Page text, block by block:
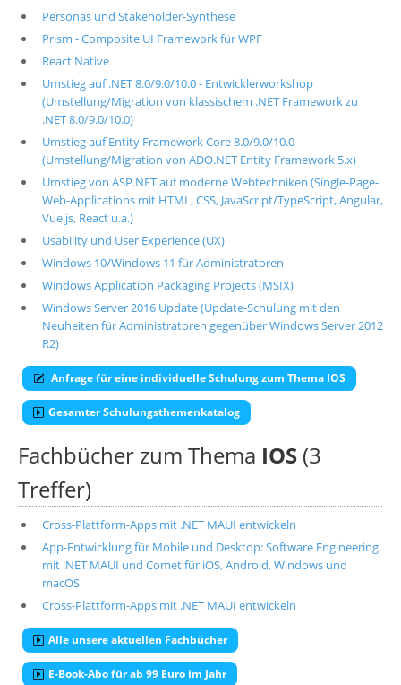
Personas und Stakeholder-Synthese
Prism - Composite UI Framework für WPF
React Native
Umstieg auf .NET 8.0/9.0/10.0 - Entwicklerworkshop
(Umstellung/Migration von klassischem .NET Framework zu
.NET 8.0/9.0/10.0)
Umstieg auf Entity Framework Core 8.0/9.0/10.0
(Umstellung/Migration von ADO.NET Entity Framework 5.x)
Umstieg von ASP.NET auf moderne Webtechniken (Single-Page-
Web-Applications mit HTML, CSS, JavaScript/TypeScript, Angular,
Vue.js, React u.a.)
Usability und User Experience (UX)
Windows 10/Windows 11 für Administratoren
Windows Application Packaging Projects (MSIX)
Windows Server 2016 Update (Update-Schulung mit den
Neuheiten für Administratoren gegenüber Windows Server 2012
R2)
Anfrage für eine individuelle Schulung zum Thema IOS
Gesamter Schulungsthemenkatalog
Fachbücher zum Thema IOS (3
Treffer)
Cross-Plattform-Apps mit .NET MAUI entwickeln
App-Entwicklung für Mobile und Desktop: Software Engineering
mit .NET MAUI und Comet für iOS, Android, Windows und
macOS
Cross-Plattform-Apps mit .NET MAUI entwickeln
Alle unsere aktuellen Fachbücher
E-Book-Abo für ab 99 Euro im Jahr